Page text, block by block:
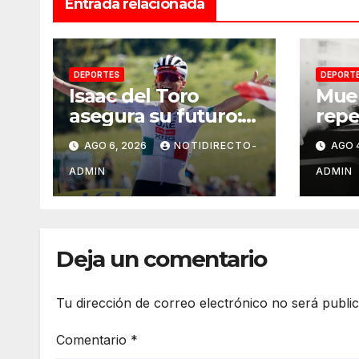
Entrada relacionada
DEPORTES
Isaac del Toro
asegura su futuro:
renueva con UAE
Team Emirates
hasta 2031
AGO 6, 2026 NOTIDIRECTO-
ADMIN
AGO
ADMIN
Deja un comentario
Tu dirección de correo electrónico no será
Comentario *